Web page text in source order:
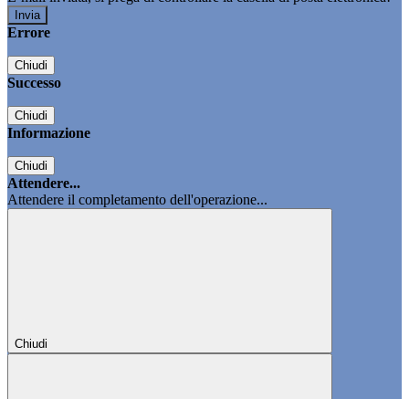
Errore
Chiudi
Successo
Chiudi
Informazione
Chiudi
Attendere...
Attendere il completamento dell'operazione...
Chiudi